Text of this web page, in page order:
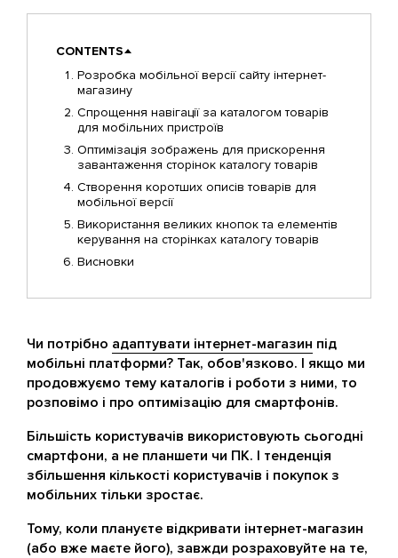
CONTENTS
Розробка мобільної версії сайту інтернет-
магазину
Спрощення навігації за каталогом товарів
для мобільних пристроїв
Оптимізація зображень для прискорення
завантаження сторінок каталогу товарів
Створення коротших описів товарів для
мобільної версії
Використання великих кнопок та елементів
керування на сторінках каталогу товарів
Висновки
Чи потрібно адаптувати інтернет-магазин під
мобільні платформи? Так, обов'язково. І якщо ми
продовжуємо тему каталогів і роботи з ними, то
розповімо і про оптимізацію для смартфонів.
Більшість користувачів використовують сьогодні
смартфони, а не планшети чи ПК. І тенденція
збільшення кількості користувачів і покупок з
мобільних тільки зростає.
Тому, коли плануєте відкривати інтернет-магазин
(або вже маєте його), завжди розраховуйте на те,